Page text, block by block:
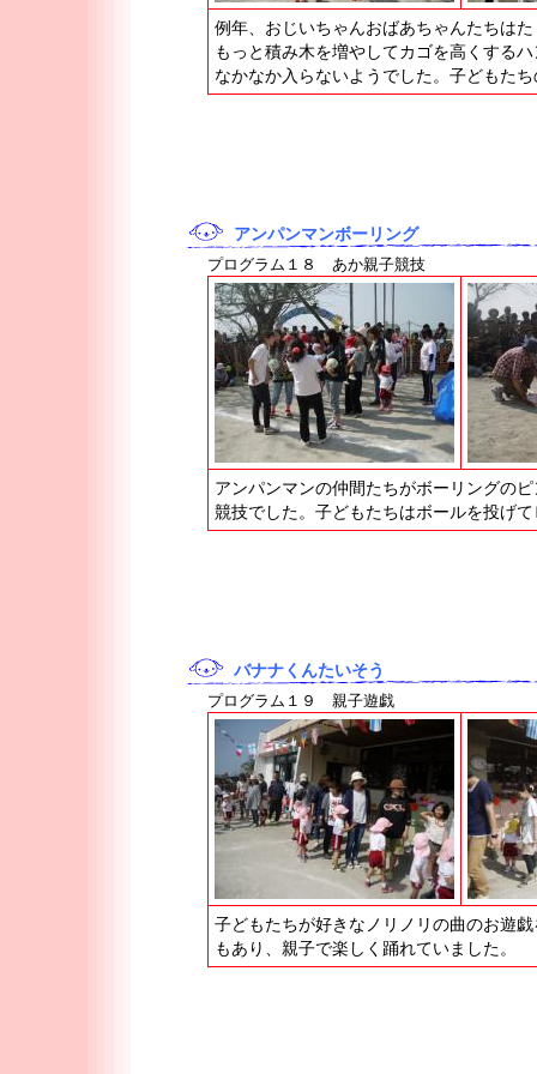
例年、おじいちゃんおばあちゃんたちは
もっと積み木を増やしてカゴを高くする
なかなか入らないようでした。子どもた
アンパンマンボーリング
プログラム１８ あか親子競技
アンパンマンの仲間たちがボーリングの
競技でした。子どもたちはボールを投げ
バナナくんたいそう
プログラム１９ 親子遊戯
子どもたちが好きなノリノリの曲のお遊
もあり、親子で楽しく踊れていました。